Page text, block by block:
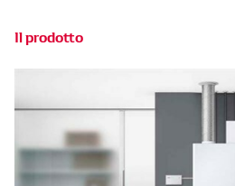
Il prodotto